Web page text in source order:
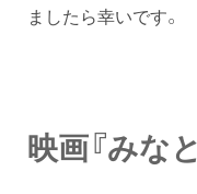
ましたら幸いです。
映画『みな